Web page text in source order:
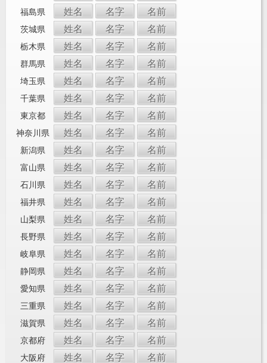
福島県 姓名 名字 名前
茨城県 姓名 名字 名前
栃木県 姓名 名字 名前
群馬県 姓名 名字 名前
埼玉県 姓名 名字 名前
千葉県 姓名 名字 名前
東京都 姓名 名字 名前
神奈川県 姓名 名字 名前
新潟県 姓名 名字 名前
富山県 姓名 名字 名前
石川県 姓名 名字 名前
福井県 姓名 名字 名前
山梨県 姓名 名字 名前
長野県 姓名 名字 名前
岐阜県 姓名 名字 名前
静岡県 姓名 名字 名前
愛知県 姓名 名字 名前
三重県 姓名 名字 名前
滋賀県 姓名 名字 名前
京都府 姓名 名字 名前
大阪府 姓名 名字 名前